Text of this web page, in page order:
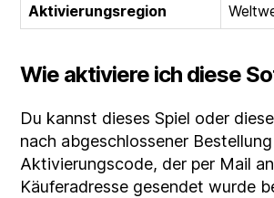
Aktivierungsregion
Wie aktiviere ich diese
Du kannst dieses Spiel oder
nach abgeschlossener
Aktivierungscode, der per Mail
Käuferadresse gesendet wurde